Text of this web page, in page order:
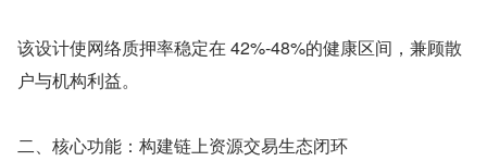
该设计使网络质押率稳定在 42%-48%的健康区间，兼顾散
户与机构利益。
二、核心功能：构建链上资源交易生态闭环